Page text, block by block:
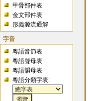
甲骨部件表
金文部件表
形義源流通解
字音
粵語音節表
粵語聲母表
粵語韻母表
粵語分類字表: